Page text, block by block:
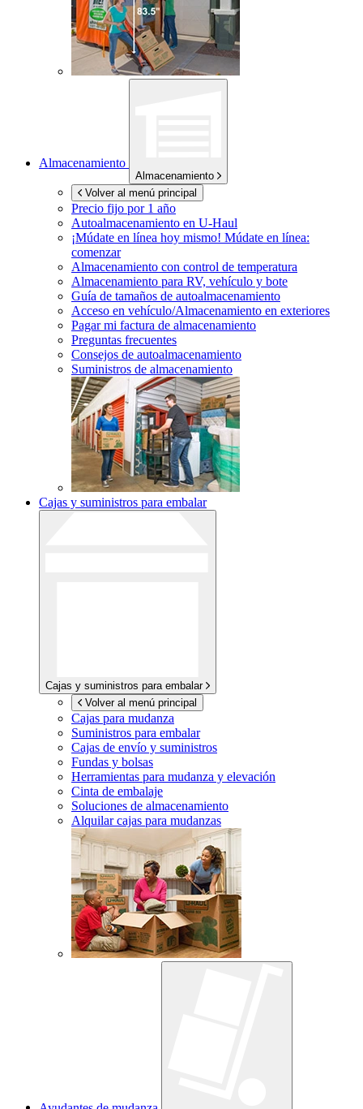
Almacenamiento
Almacenamiento
Volver al menú principal
Precio fijo por 1 año
Autoalmacenamiento en U-Haul
¡Múdate en línea hoy mismo! Múdate en línea:
comenzar
Almacenamiento con control de temperatura
Almacenamiento para RV, vehículo y bote
Guía de tamaños de autoalmacenamiento
Acceso en vehículo/Almacenamiento en exteriores
Pagar mi factura de almacenamiento
Preguntas frecuentes
Consejos de autoalmacenamiento
Suministros de almacenamiento
Cajas y suministros para embalar
Cajas y suministros para embalar
Volver al menú principal
Cajas para mudanza
Suministros para embalar
Cajas de envío y suministros
Fundas y bolsas
Herramientas para mudanza y elevación
Cinta de embalaje
Soluciones de almacenamiento
Alquilar cajas para mudanzas